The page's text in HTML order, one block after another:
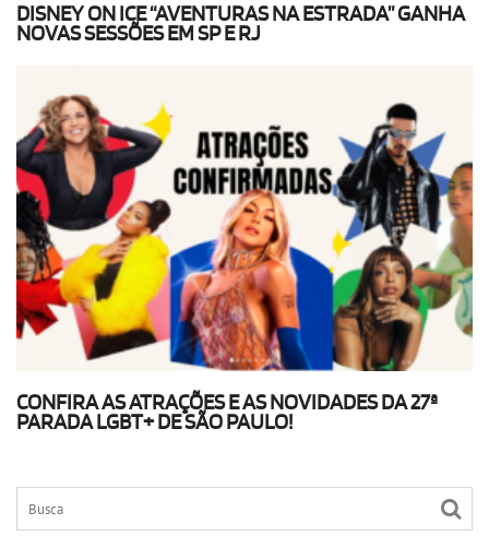
DISNEY ON ICE “AVENTURAS NA ESTRADA” GANHA
NOVAS SESSÕES EM SP E RJ
CONFIRA AS ATRAÇÕES E AS NOVIDADES DA 27ª
PARADA LGBT+ DE SÃO PAULO!